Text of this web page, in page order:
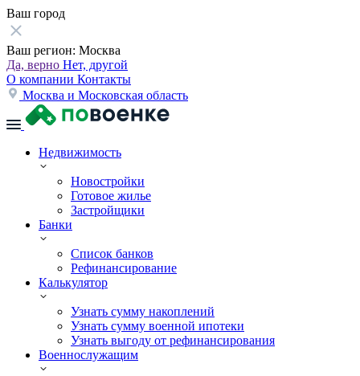
Ваш город
Ваш регион: Москва
Да, верно Нет, другой
О компании Контакты
Москва и Московская область
Недвижимость
Новостройки
Готовое жилье
Застройщики
Банки
Список банков
Рефинансирование
Калькулятор
Узнать сумму накоплений
Узнать сумму военной ипотеки
Узнать выгоду от рефинансирования
Военнослужащим